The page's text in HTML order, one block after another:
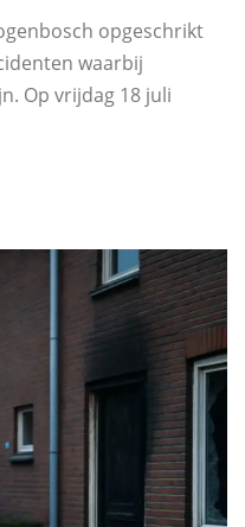
opgeschrikt
waarbij
Op vrijdag 18 juli